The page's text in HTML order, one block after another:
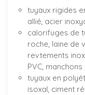
tuyaux rigides
allié, acier
calorifuges de
roche, laine de
revtements
PVC,
tuyaux en
isoxal, ciment